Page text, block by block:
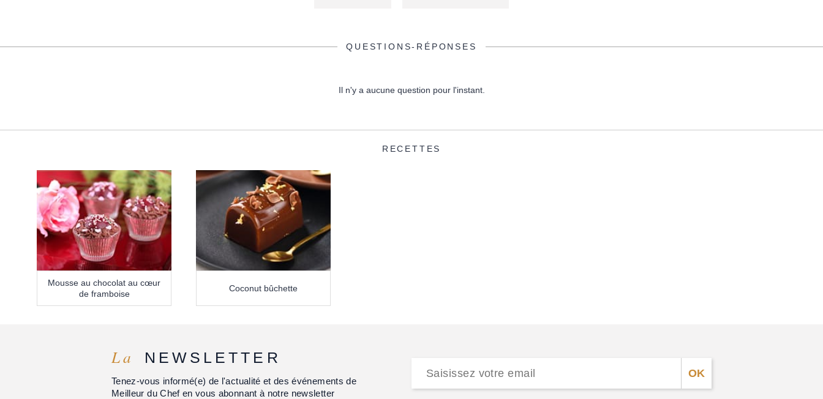
QUESTIONS-RÉPONSES
Il n'y a aucune question pour l'instant.
RECETTES
Mousse au chocolat au cœur
de framboise
Coconut bûchette
La NEWSLETTER
Tenez-vous informé(e) de l'actualité et des événements de
Meilleur du Chef en vous abonnant à notre newsletter